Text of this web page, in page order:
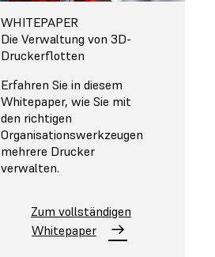
WHITEPAPER
Die Verwaltung von 3D-
Druckerflotten
Erfahren Sie in diesem
Whitepaper, wie Sie mit
den richtigen
Organisationswerkzeugen
mehrere Drucker
verwalten.
Zum vollständigen
Whitepaper